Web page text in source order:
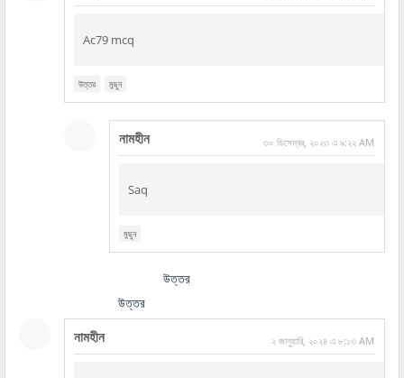
Ac79 mcq
উত্তর মুছুন
নামহীন ৩০ ডিসেম্বর, ২০২৩ এ ৯:২২ AM
Saq
মুছুন
উত্তর
উত্তর
নামহীন ২ জানুয়ারি, ২০২৪ এ ৮:১৩ AM